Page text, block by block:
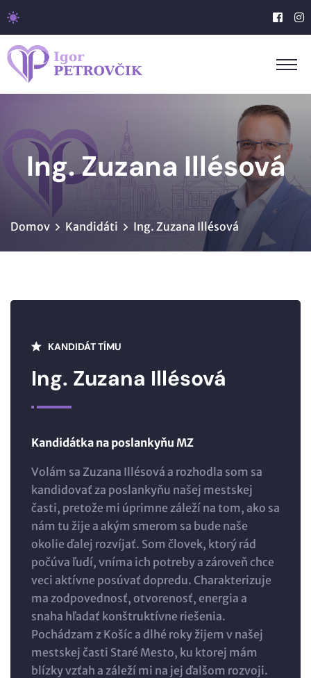
Ing. Zuzana Illésová
Domov Kandidáti Ing. Zuzana Illésová
KANDIDÁT TÍMU
Ing. Zuzana Illésová
Kandidátka na poslankyňu MZ
Volám sa Zuzana Illésová a rozhodla som sa
kandidovať za poslankyňu našej mestskej
časti, pretože mi úprimne záleží na tom, ako sa
nám tu žije a akým smerom sa bude naše
okolie ďalej rozvíjať. Som človek, ktorý rád
počúva ľudí, vníma ich potreby a zároveň chce
veci aktívne posúvať dopredu. Charakterizuje
ma zodpovednosť, otvorenosť, energia a
snaha hľadať konštruktívne riešenia.
Pochádzam z Košíc a dlhé roky žijem v našej
mestskej časti Staré Mesto, ku ktorej mám
blízky vzťah a záleží mi na jej ďalšom rozvoji.